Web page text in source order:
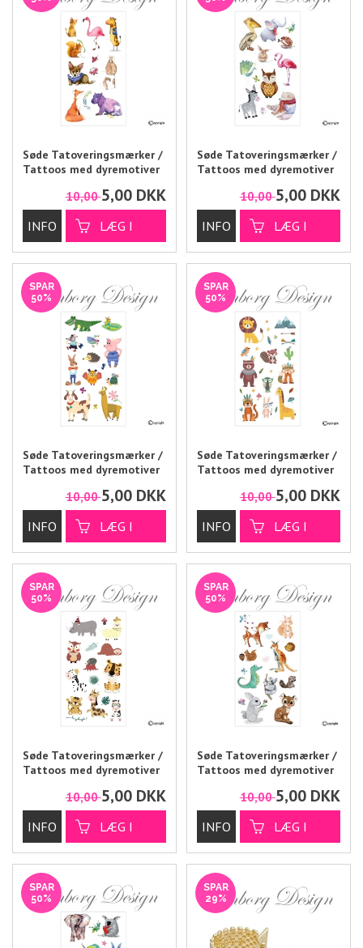
Søde Tatoveringsmærker /
Tattoos med dyremotiver
10,005,00 DKK
Søde Tatoveringsmærker /
Tattoos med dyremotiver
10,005,00 DKK
SPAR
50%
Søde Tatoveringsmærker /
Tattoos med dyremotiver
10,005,00 DKK
SPAR
50%
Søde Tatoveringsmærker /
Tattoos med dyremotiver
10,005,00 DKK
SPAR
50%
Søde Tatoveringsmærker /
Tattoos med dyremotiver
10,005,00 DKK
SPAR
50%
Søde Tatoveringsmærker /
Tattoos med dyremotiver
10,005,00 DKK
SPAR
50%
SPAR
29%